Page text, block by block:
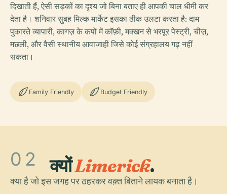
दिखाती हैं, ऐसी सड़कों का दृश्य जो बिना बताए ही आपकी चाल धीमी कर
देता है। शनिवार सुबह मिल्क मार्केट इसका ठीक उलटा करता है: दाम
पुकारते व्यापारी, कागज़ के कपों में कॉफ़ी, मक्खन से भरपूर पेस्ट्री, चीज़,
मछली, और वैसी स्थानीय आवाजाही जिसे कोई संग्रहालय गढ़ नहीं
सकता।
Family Friendly Budget Friendly
02 क्योंLimerick.
क्या है जो इस जगह पर ठहरकर वक़्त बिताने लायक बनाता है।